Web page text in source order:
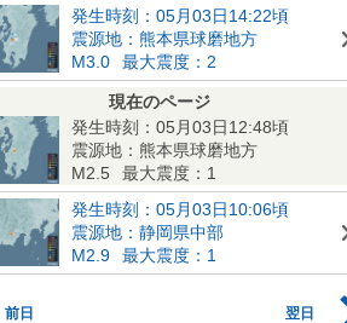
発生時刻：05月03日14:22頃
震源地：熊本県球磨地方
M3.0
最大震度：2
現在のページ
発生時刻：05月03日12:48頃
震源地：熊本県球磨地方
M2.5
最大震度：1
発生時刻：05月03日10:06頃
震源地：静岡県中部
M2.9
最大震度：1
前日 翌日